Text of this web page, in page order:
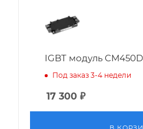
IGBT модуль
Под заказ 3-4 недели
17 300 ₽